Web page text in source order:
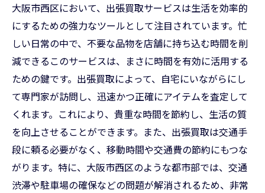
大阪市西区において、出張買取サービスは生活を効率的
にするための強力なツールとして注目されています。忙
しい日常の中で、不要な品物を店舗に持ち込む時間を削
減できるこのサービスは、まさに時間を有効に活用する
ための鍵です。出張買取によって、自宅にいながらにし
て専門家が訪問し、迅速かつ正確にアイテムを査定して
くれます。これにより、貴重な時間を節約し、生活の質
を向上させることができます。また、出張買取は交通手
段に頼る必要がなく、移動時間や交通費の節約にもつな
がります。特に、大阪市西区のような都市部では、交通
渋滞や駐車場の確保などの問題が解消されるため、非常